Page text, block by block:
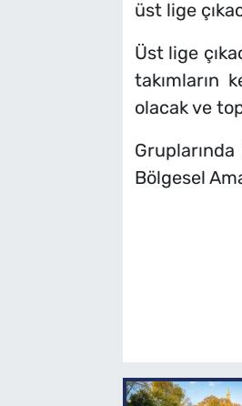
üst lige
Üst lige
takımların
olacak ve
Bölgesel